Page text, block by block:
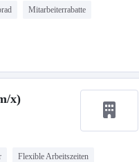
Mitarbeiterrabatte
x)
Flexible Arbeitszeiten